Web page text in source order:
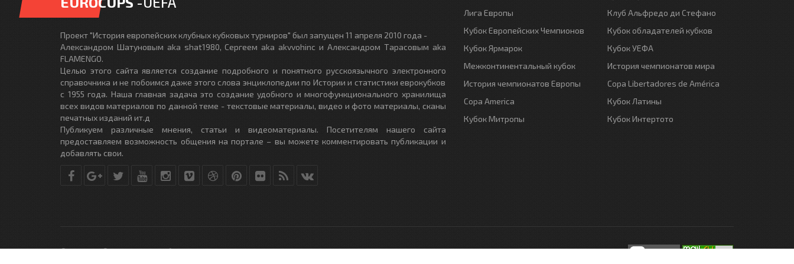
Проект "История европейских клубных кубковых турниров" был запущен 11 апреля 2010 года -
Александром Шатуновым aka shat1980, Сергеем aka akvvohinc и Александром Тарасовым aka
FLAMENGO.
Целью этого сайта является создание подробного и понятного русскоязычного электронного
справочника и не побоимся даже этого слова энциклопедии по Истории и статистики еврокубков
с 1955 года. Наша главная задача это создание удобного и многофункционального хранилища
всех видов материалов по данной теме - текстовые материалы, видео и фото материалы, сканы
печатных изданий ит.д
Публикуем различные мнения, статьи и видеоматериалы. Посетителям нашего сайта
предоставляем возможность общения на портале – вы можете комментировать публикации и
добавлять свои.
Лига Европы
Кубок Европейских Чемпионов
Кубок Ярмарок
Межконтинентальный кубок
История чемпионатов Европы
Copa America
Кубок Митропы
Клуб Альфредо ди Стефано
Кубок обладателей кубков
Кубок УЕФА
История чемпионатов мира
Copa Libertadores de América
Кубок Латины
Кубок Интертото
© Copyright © 2010-2017. Разработано студиейDLE-THEME.RU- All Rights Reserved.